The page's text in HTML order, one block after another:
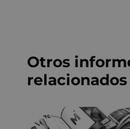
Otros
relacionados